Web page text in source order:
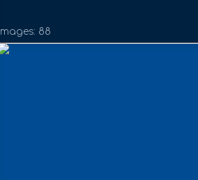
Images: 88